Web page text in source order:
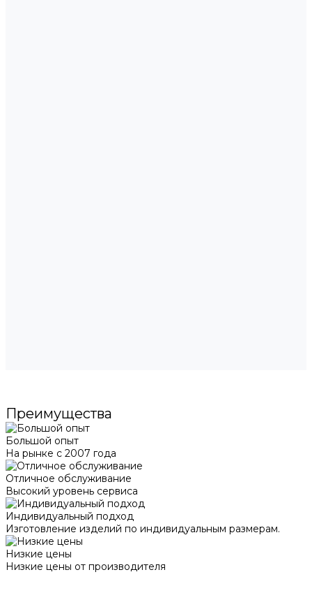
Преимущества
Большой опыт
На рынке с 2007 года
Отличное обслуживание
Высокий уровень сервиса
Индивидуальный подход
Изготовление изделий по индивидуальным размерам.
Низкие цены
Низкие цены от производителя